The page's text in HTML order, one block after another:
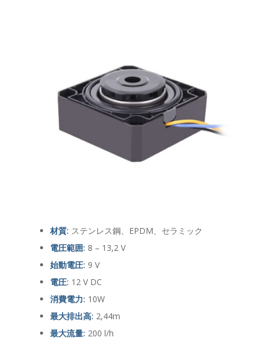
材質: ステンレス鋼、EPDM、セラミック
電圧範囲: 8 – 13,2 V
始動電圧: 9 V
電圧: 12 V DC
消費電力: 10W
最大排出高: 2,44m
最大流量: 200 l/h